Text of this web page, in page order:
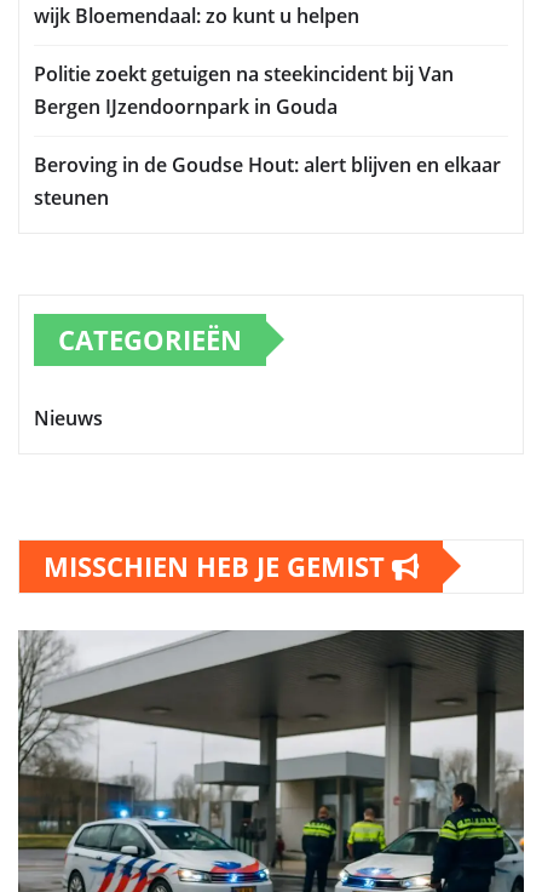
wijk Bloemendaal: zo kunt u helpen
Politie zoekt getuigen na steekincident bij Van
Bergen IJzendoornpark in Gouda
Beroving in de Goudse Hout: alert blijven en elkaar
steunen
CATEGORIEËN
Nieuws
MISSCHIEN HEB JE GEMIST